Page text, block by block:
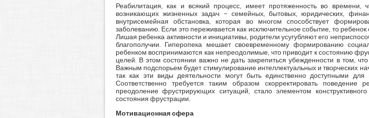
Реабилитация, как и всякий процесс, имеет протяженность во времени,
возникающих жизненных задач – семейных, бытовых, юридических,
внутрисемейная обстановка, которая во многом способствует
заболеванию. Если это переживается как исключительное событие, то
Лишая ребенка активности и инициативы, родители усугубляют его
благополучии. Гиперопека мешает своевременному формированию
ребенком воспринимаются как непреодолимые, что приводит к состоянию
целей. В этом состоянии важно не дать закрепиться убежденности в том,
Важным подспорьем будет стимулирование интеллектуальных и творческих
так как эти виды деятельности могут быть единственно доступными
Соответственно требуется таким образом скорректировать поведение
преодоление фрустрирующих ситуаций, стало элементом
состояния фрустрации.
Мотивационная сфера